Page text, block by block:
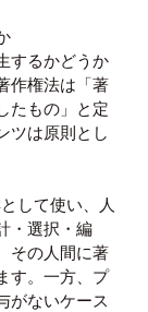
するかどうか
作権法は「著
たもの」と定
ツは原則とし
して使い、人
・選択・編
その人間に著
す。一方、プ
がないケース